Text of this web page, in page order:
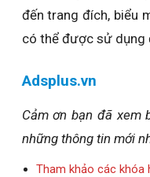
đến trang đích, biểu
có thể được sử dụng
Adsplus.vn
Cảm ơn bạn đã xem
những thông tin mới
Tham khảo các khóa